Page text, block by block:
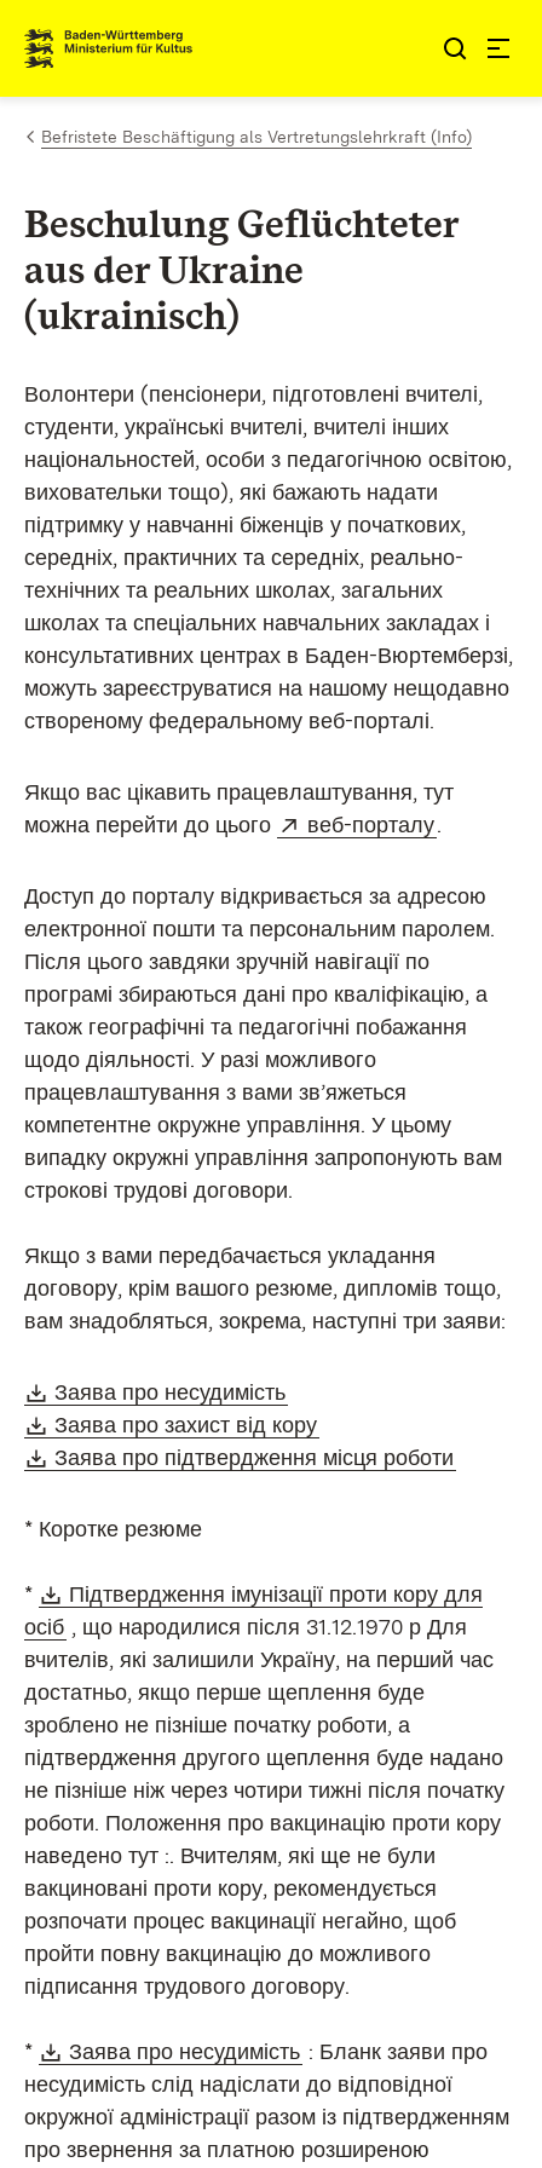
Zum Inhalt springen
Link zur Startseite
Befristete Beschäftigung als Vertretungslehrkraft (Info)
Beschulung Geflüchteter
aus der Ukraine
(ukrainisch)
Волонтери (пенсіонери, підготовлені вчителі,
студенти, українські вчителі, вчителі інших
національностей, особи з педагогічною освітою,
виховательки тощо), які бажають надати
підтримку у навчанні біженців у початкових,
середніх, практичних та середніх, реально-
технічних та реальних школах, загальних
школах та спеціальних навчальних закладах і
консультативних центрах в Баден-Вюртемберзі,
можуть зареєструватися на нашому нещодавно
створеному федеральному веб-порталі.
Якщо вас цікавить працевлаштування, тут
можна перейти до цього
Extern:
веб-порталу.
Доступ до порталу відкривається за адресою
електронної пошти та персональним паролем.
Після цього завдяки зручній навігації по
програмі збираються дані про кваліфікацію, а
також географічні та педагогічні побажання
щодо діяльності. У разі можливого
працевлаштування з вами зв’яжеться
компетентне окружне управління. У цьому
випадку окружні управління запропонують вам
строкові трудові договори.
Якщо з вами передбачається укладання
договору, крім вашого резюме, дипломів тощо,
вам знадобляться, зокрема, наступні три заяви:
Download:
Заява про несудимість
Download:
Заява про захист від кору
Download:
Заява про підтвердження місця роботи
* Коротке резюме
* Download:
Підтвердження імунізації проти кору для
осіб (Öffnet in neuem Fenster)
, що народилися після 31.12.1970 р Для
вчителів, які залишили Україну, на перший час
достатньо, якщо перше щеплення буде
зроблено не пізніше початку роботи, а
підтвердження другого щеплення буде надано
не пізніше ніж через чотири тижні після початку
роботи. Положення про вакцинацію проти кору
наведено тут :. Вчителям, які ще не були
вакциновані проти кору, рекомендується
розпочати процес вакцинації негайно, щоб
пройти повну вакцинацію до можливого
підписання трудового договору.
* Download:
Заява про несудимість (Öffnet in neuem
: Бланк заяви про
несудимість слід надіслати до відповідної
окружної адміністрації разом із підтвердженням
про звернення за платною розширеною